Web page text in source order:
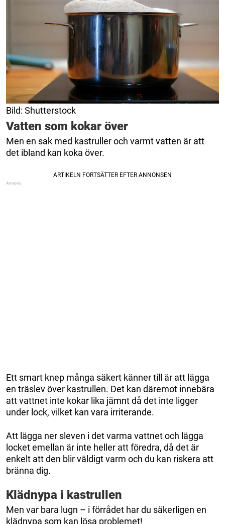
Bild: Shutterstock
Vatten som kokar över
Men en sak med kastruller och varmt vatten är att
det ibland kan koka över.
Ett smart knep många säkert känner till är att lägga
en träslev över kastrullen. Det kan däremot innebära
att vattnet inte kokar lika jämnt då det inte ligger
under lock, vilket kan vara irriterande.
Att lägga ner sleven i det varma vattnet och lägga
locket emellan är inte heller att föredra, då det är
enkelt att den blir väldigt varm och du kan riskera att
bränna dig.
Klädnypa i kastrullen
Men var bara lugn – i förrådet har du säkerligen en
klädnypa som kan lösa problemet!